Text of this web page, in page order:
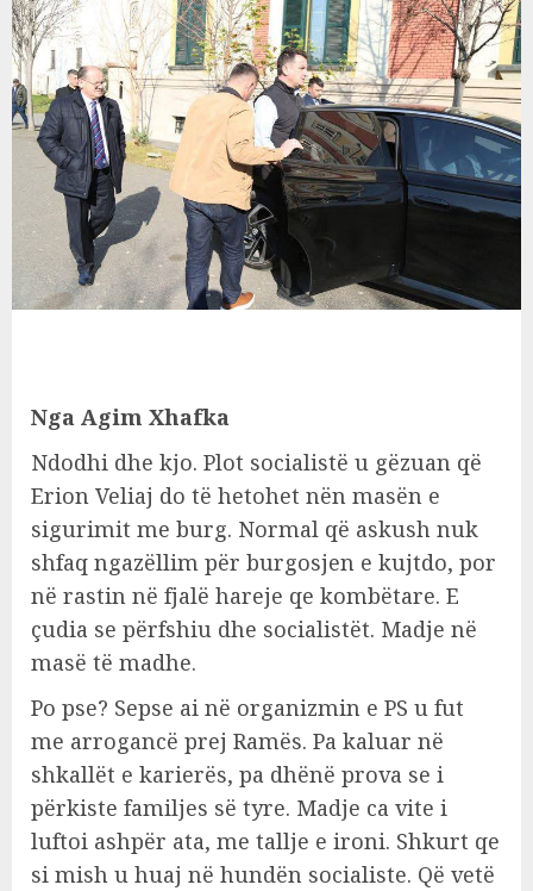
Nga Agim Xhafka
Ndodhi dhe kjo. Plot socialistë u gëzuan që
Erion Veliaj do të hetohet nën masën e
sigurimit me burg. Normal që askush nuk
shfaq ngazëllim për burgosjen e kujtdo, por
në rastin në fjalë hareje qe kombëtare. E
çudia se përfshiu dhe socialistët. Madje në
masë të madhe.
Po pse? Sepse ai në organizmin e PS u fut
me arrogancë prej Ramës. Pa kaluar në
shkallët e karierës, pa dhënë prova se i
përkiste familjes së tyre. Madje ca vite i
luftoi ashpër ata, me tallje e ironi. Shkurt qe
si mish u huaj në hundën socialiste. Që vetë